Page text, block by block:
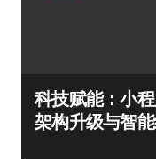
科技赋能：小
架构升级与智